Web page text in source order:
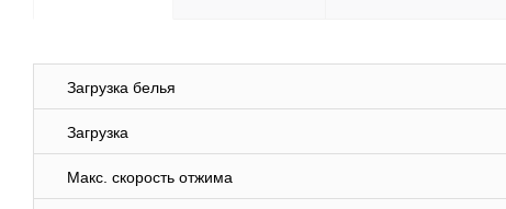
Загрузка белья
Загрузка
Макс. скорость отжима